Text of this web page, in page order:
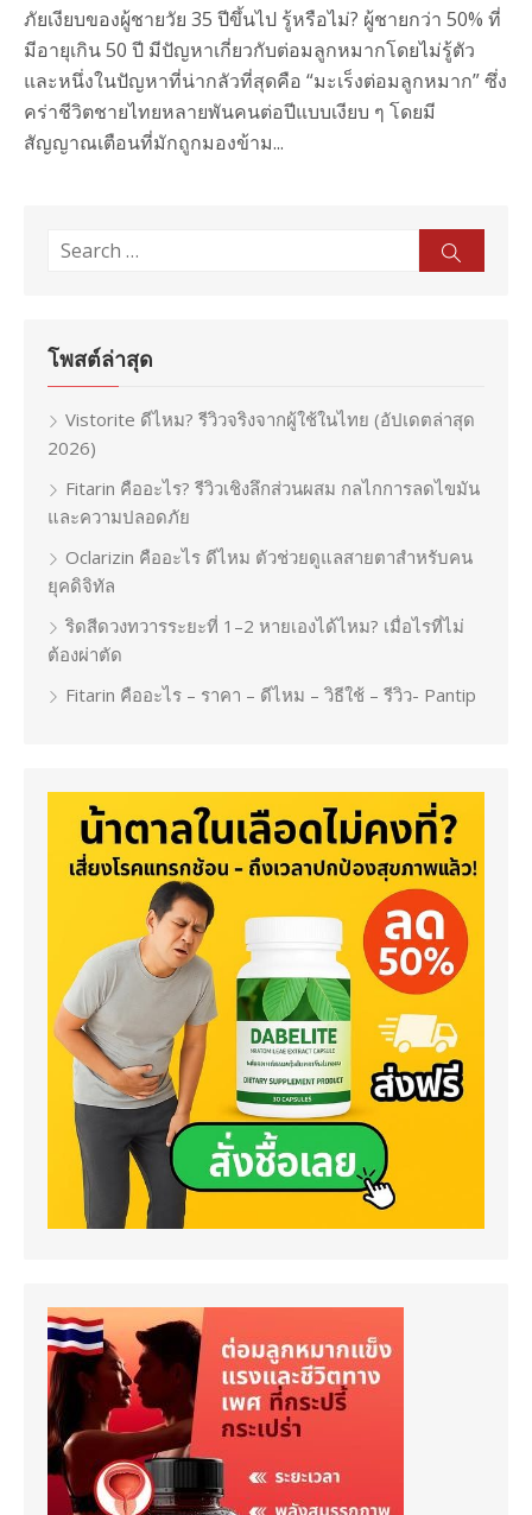
ภัยเงียบของผู้ชายวัย 35 ปีขึ้นไป รู้หรือไม่? ผู้ชายกว่า 50% ที่
มีอายุเกิน 50 ปี มีปัญหาเกี่ยวกับต่อมลูกหมากโดยไม่รู้ตัว
และหนึ่งในปัญหาที่น่ากลัวที่สุดคือ “มะเร็งต่อมลูกหมาก” ซึ่ง
คร่าชีวิตชายไทยหลายพันคนต่อปีแบบเงียบ ๆ โดยมี
สัญญาณเตือนที่มักถูกมองข้าม...
Search
โพสต์ล่าสุด
Vistorite ดีไหม? รีวิวจริงจากผู้ใช้ในไทย (อัปเดตล่าสุด
2026)
Fitarin คืออะไร? รีวิวเชิงลึกส่วนผสม กลไกการลดไขมัน
และความปลอดภัย
Oclarizin คืออะไร ดีไหม ตัวช่วยดูแลสายตาสำหรับคน
ยุคดิจิทัล
ริดสีดวงทวารระยะที่ 1–2 หายเองได้ไหม? เมื่อไรที่ไม่
ต้องผ่าตัด
Fitarin คืออะไร – ราคา – ดีไหม – วิธีใช้ – รีวิว- Pantip